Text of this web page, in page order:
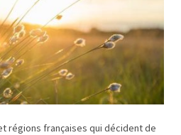
régions françaises qui décident de